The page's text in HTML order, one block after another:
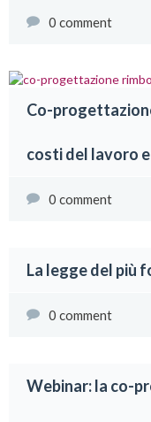
0 comment
Co-
costi del lavoro
0 comment
La legge del più
0 comment
Webinar: la co-